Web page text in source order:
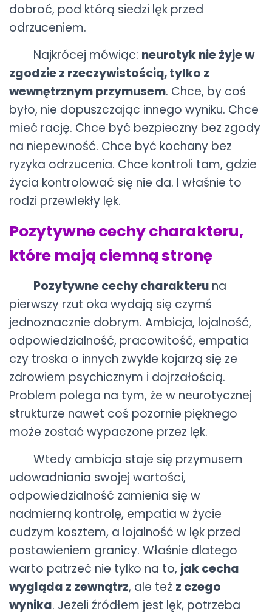
dobroć, pod którą siedzi lęk przed
odrzuceniem.
Najkrócej mówiąc: neurotyk nie żyje w
zgodzie z rzeczywistością, tylko z
wewnętrznym przymusem. Chce, by coś
było, nie dopuszczając innego wyniku. Chce
mieć rację. Chce być bezpieczny bez zgody
na niepewność. Chce być kochany bez
ryzyka odrzucenia. Chce kontroli tam, gdzie
życia kontrolować się nie da. I właśnie to
rodzi przewlekły lęk.
Pozytywne cechy charakteru,
które mają ciemną stronę
Pozytywne cechy charakteru na
pierwszy rzut oka wydają się czymś
jednoznacznie dobrym. Ambicja, lojalność,
odpowiedzialność, pracowitość, empatia
czy troska o innych zwykle kojarzą się ze
zdrowiem psychicznym i dojrzałością.
Problem polega na tym, że w neurotycznej
strukturze nawet coś pozornie pięknego
może zostać wypaczone przez lęk.
Wtedy ambicja staje się przymusem
udowadniania swojej wartości,
odpowiedzialność zamienia się w
nadmierną kontrolę, empatia w życie
cudzym kosztem, a lojalność w lęk przed
postawieniem granicy. Właśnie dlatego
warto patrzeć nie tylko na to, jak cecha
wygląda z zewnątrz, ale też z czego
wynika. Jeżeli źródłem jest lęk, potrzeba